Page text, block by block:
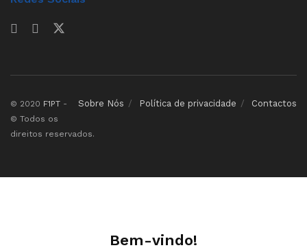
Sobre Nós Política de privacidade Contactos
© 2020 F1PT -
© Todos os
direitos reservados.
Bem-vindo!